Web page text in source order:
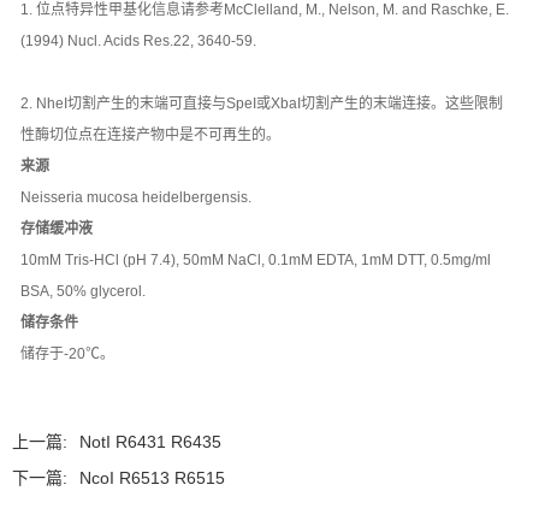
1. 位点特异性甲基化信息请参考McClelland, M., Nelson, M. and Raschke, E.
(1994) Nucl. Acids Res.22, 3640-59.
2. NheI切割产生的末端可直接与SpeI或XbaI切割产生的末端连接。这些限制
性酶切位点在连接产物中是不可再生的。
来源
Neisseria mucosa heidelbergensis.
存储缓冲液
10mM Tris-HCl (pH 7.4), 50mM NaCl, 0.1mM EDTA, 1mM DTT, 0.5mg/ml
BSA, 50% glycerol.
储存条件
储存于-20℃。
上一篇:
NotI R6431 R6435
下一篇:
NcoI R6513 R6515